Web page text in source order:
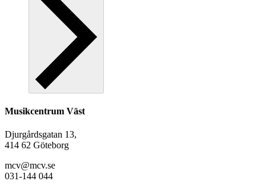
Musikcentrum Väst
Djurgårdsgatan 13,
414 62 Göteborg
mcv@mcv.se
031-144 044